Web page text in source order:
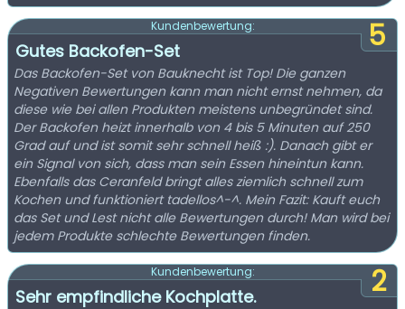
5
Kundenbewertung:
Gutes Backofen-Set
Das Backofen-Set von Bauknecht ist Top! Die ganzen
Negativen Bewertungen kann man nicht ernst nehmen, da
diese wie bei allen Produkten meistens unbegründet sind.
Der Backofen heizt innerhalb von 4 bis 5 Minuten auf 250
Grad auf und ist somit sehr schnell heiß :). Danach gibt er
ein Signal von sich, dass man sein Essen hineintun kann.
Ebenfalls das Ceranfeld bringt alles ziemlich schnell zum
Kochen und funktioniert tadellos^-^. Mein Fazit: Kauft euch
das Set und Lest nicht alle Bewertungen durch! Man wird bei
jedem Produkte schlechte Bewertungen finden.
2
Kundenbewertung:
Sehr empfindliche Kochplatte.